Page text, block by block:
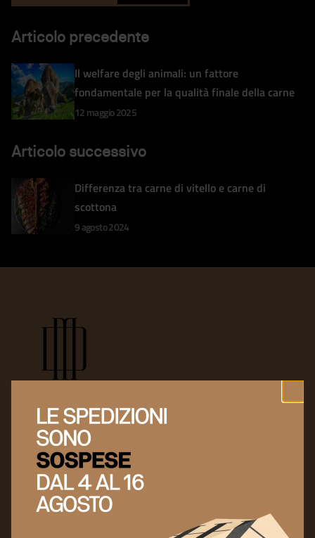
Articolo precedente
Il welfare degli animali: un fattore
fondamentale per la qualità finale della carne
12 maggio 2025
Articolo successivo
Differenza tra carne di vitello e carne di
scottona
9 agosto 2024
Menù
Link Utili